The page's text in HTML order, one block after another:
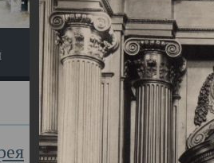
Экскурсия
Главная